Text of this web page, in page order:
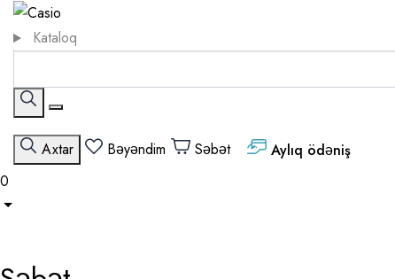
Kataloq
Axtar Bəyəndim Səbət
Aylıq ödəniş
0